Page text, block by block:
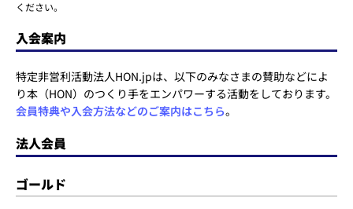
ください。
入会案内
特定非営利活動法人HON.jpは、以下のみなさまの賛助などによ
り本（HON）のつくり手をエンパワーする活動をしております。
会員特典や入会方法などのご案内はこちら。
法人会員
ゴールド